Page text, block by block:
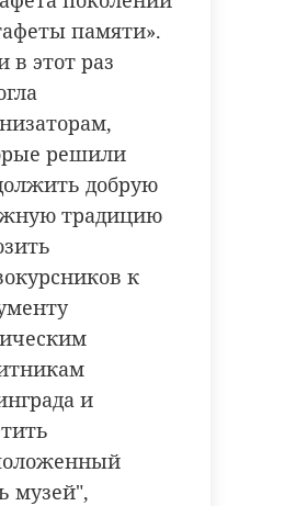
памяти».
в этот раз
решили
добрую
традицию
к
и
музей",